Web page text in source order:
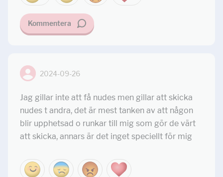
Kommentera
2024-09-26
Jag gillar inte att få nudes men gillar att skicka
nudes t andra, det är mest tanken av att någon
blir upphetsad o runkar till mig som gör de värt
att skicka, annars är det inget speciellt för mig